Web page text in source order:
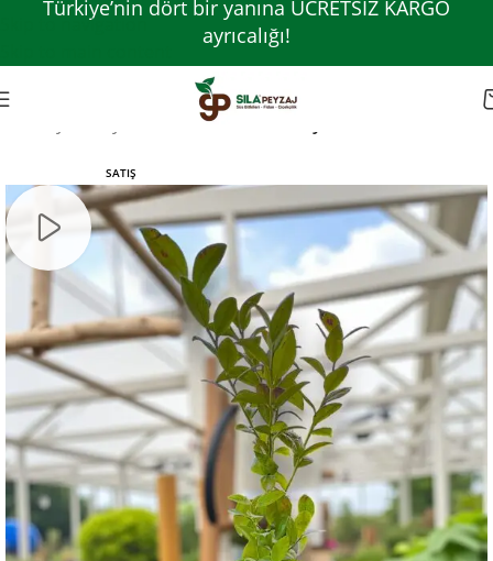
Skip to navigation
Türkiye’nin dört bir yanına ÜCRETSİZ KARGO
ayrıcalığı!
Meyve Fidanları
SATIŞ